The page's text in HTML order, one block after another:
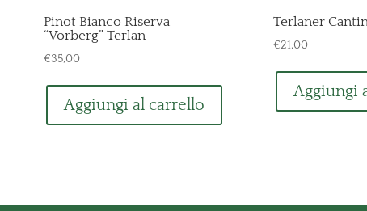
Pinot Bianco Riserva
“Vorberg” Terlan
€35,00
Aggiungi al carrello
Terlaner
€21,00
Aggiungi